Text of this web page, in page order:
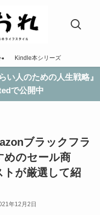
Kindle本シリーズ
い人のための人生戦略』
で公開中
ブラックフラ
めのセール商
トが厳選して紹
年12月2日